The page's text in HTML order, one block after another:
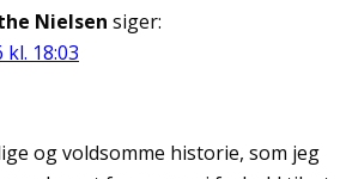
Nielsen siger:
18:03
og voldsomme historie, som jeg